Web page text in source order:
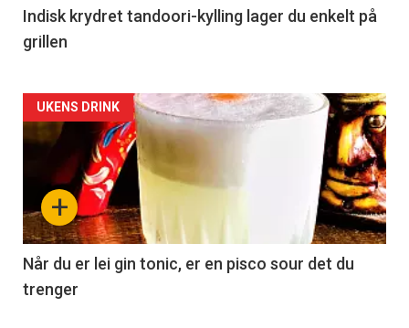
Indisk krydret tandoori-kylling lager du enkelt på
grillen
Forsiden
akkurat
nå
-
2
+
UKENS DRINK
Når du er lei gin tonic, er en pisco sour det du
trenger